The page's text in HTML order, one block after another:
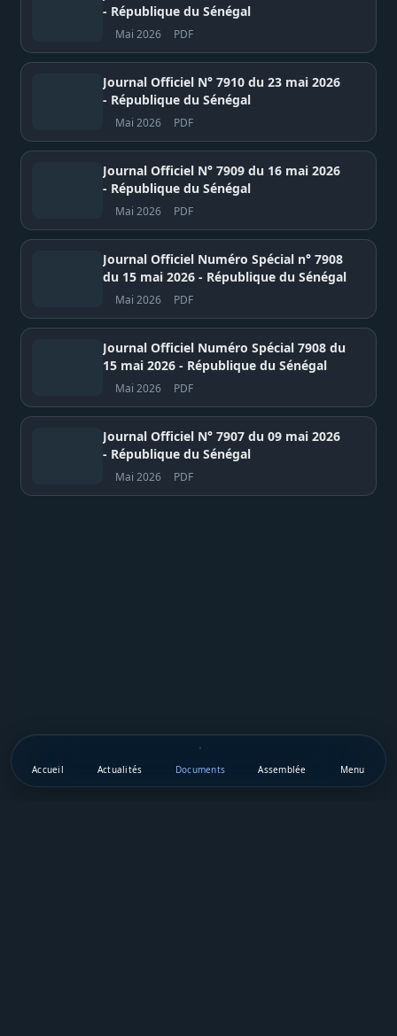
- République du Sénégal
Mai 2026 PDF
Journal Officiel N° 7910 du 23 mai 2026
- République du Sénégal
Mai 2026 PDF
Journal Officiel N° 7909 du 16 mai 2026
- République du Sénégal
Mai 2026 PDF
Journal Officiel Numéro Spécial n° 7908
du 15 mai 2026 - République du Sénégal
Mai 2026 PDF
Journal Officiel Numéro Spécial 7908 du
15 mai 2026 - République du Sénégal
Mai 2026 PDF
Journal Officiel N° 7907 du 09 mai 2026
- République du Sénégal
Mai 2026 PDF
Accueil Actualités Documents Assemblée Menu